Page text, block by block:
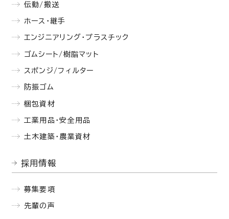
伝動/搬送
ホース・継手
エンジニアリング・プラスチック
ゴムシート/樹脂マット
スポンジ/フィルター
防振ゴム
梱包資材
工業用品・安全用品
土木建築・農業資材
採用情報
募集要項
先輩の声